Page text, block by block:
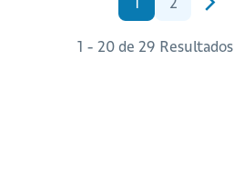
1 - 20 de 29 Resultados